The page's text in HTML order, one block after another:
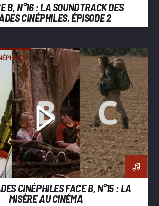
B, N°16 : LA SOUNDTRACK DES
CINÉPHILES, ÉPISODE 2
CINÉPHILES FACE B, N°15 : LA
MISÈRE AU CINÉMA